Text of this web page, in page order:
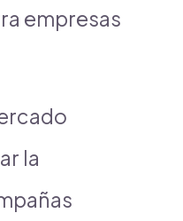
empresas
la